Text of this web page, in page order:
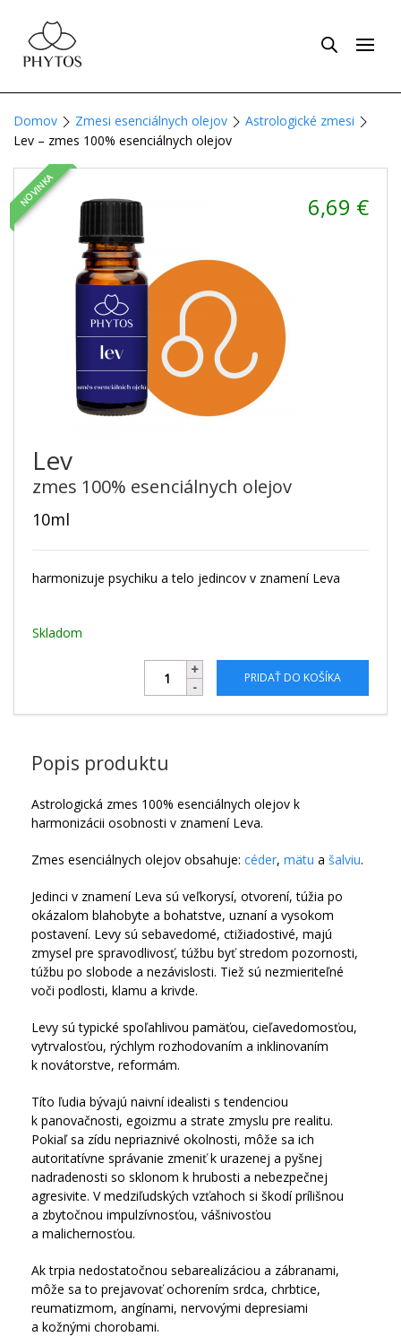
Domov Zmesi esenciálnych olejov
Astrologické zmesi
Lev – zmes 100% esenciálnych olejov
NOVINKA
Lev
zmes 100% esenciálnych olejov
10ml
harmonizuje psychiku a telo jedincov v znamení Leva
6,69 €
Skladom
PRIDAŤ DO KOŠÍKA
Popis produktu
Astrologická zmes 100% esenciálnych olejov k
harmonizácii osobnosti v znamení Leva.
Zmes esenciálnych olejov obsahuje: céder, mätu a šalviu.
Jedinci v znamení Leva sú veľkorysí, otvorení, túžia po
okázalom blahobyte a bohatstve, uznaní a vysokom
postavení. Levy sú sebavedomé, ctižiadostivé, majú
zmysel pre spravodlivosť, túžbu byť stredom pozornosti,
túžbu po slobode a nezávislosti. Tiež sú nezmieriteľné
voči podlosti, klamu a krivde.
Levy sú typické spoľahlivou pamäťou, cieľavedomosťou,
vytrvalosťou, rýchlym rozhodovaním a inklinovaním
k novátorstve, reformám.
Títo ľudia bývajú naivní idealisti s tendenciou
k panovačnosti, egoizmu a strate zmyslu pre realitu.
Pokiaľ sa zídu nepriaznivé okolnosti, môže sa ich
autoritatívne správanie zmeniť k urazenej a pyšnej
nadradenosti so sklonom k hrubosti a nebezpečnej
agresivite. V medziľudských vzťahoch si škodí prílišnou
a zbytočnou impulzívnosťou, vášnivosťou
a malichernosťou.
Ak trpia nedostatočnou sebarealizáciou a zábranami,
môže sa to prejavovať ochorením srdca, chrbtice,
reumatizmom, angínami, nervovými depresiami
a kožnými chorobami.